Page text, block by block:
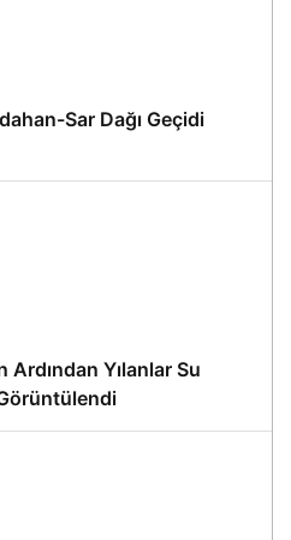
Sar Dağı Geçidi
Ardından Yılanlar Su